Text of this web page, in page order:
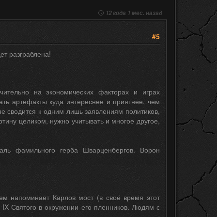
12 года 1 мес. назад
#5
разграблена!
на экономических факторах и играх
артефакты куда интереснее и приятнее, чем
сводится к одним лишь заявлениям политиков,
целиком, нужно учитывать и многое другое,
фамильного герба Шварценбергов. Ворон
напоминает Карлов мост (в своё время этот
Святого в окружении его пленников. Людям с